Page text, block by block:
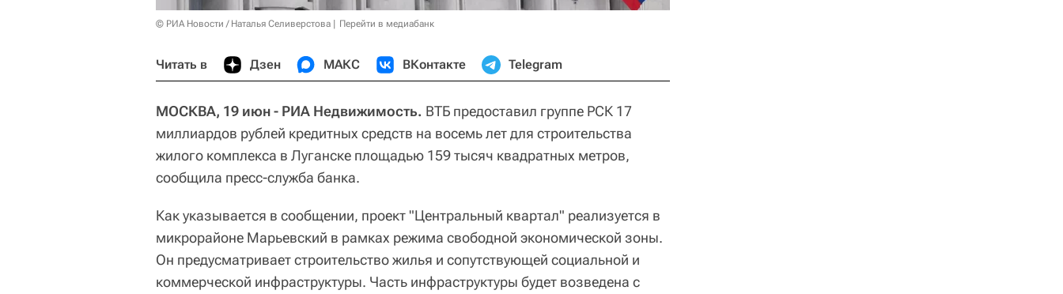
© РИА Новости / Наталья Селиверстова Перейти в медиабанк
Читать в Дзен МАКС ВКонтакте Telegram
МОСКВА, 19 июн - РИА Недвижимость. ВТБ предоставил группе РСК 17
миллиардов рублей кредитных средств на восемь лет для строительства
жилого комплекса в Луганске площадью 159 тысяч квадратных метров,
сообщила пресс-служба банка.
Как указывается в сообщении, проект "Центральный квартал" реализуется в
микрорайоне Марьевский в рамках режима свободной экономической зоны.
Он предусматривает строительство жилья и сопутствующей социальной и
коммерческой инфраструктуры. Часть инфраструктуры будет возведена с